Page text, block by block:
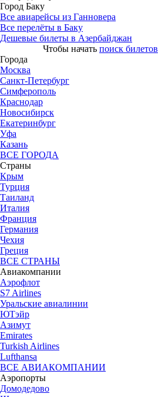
Город Баку
Все авиарейсы из Ганновера
Все перелёты в Баку
Дешевые билеты в Азербайджан
Чтобы начать поиск билетов
Города
Москва
Санкт-Петербург
Симферополь
Краснодар
Новосибирск
Екатеринбург
Уфа
Казань
ВСЕ ГОРОДА
Страны
Крым
Турция
Таиланд
Италия
Франция
Германия
Чехия
Греция
ВСЕ СТРАНЫ
Авиакомпании
Аэрофлот
S7 Airlines
Уральские авиалинии
ЮТэйр
Азимут
Emirates
Turkish Airlines
Lufthansa
ВСЕ АВИАКОМПАНИИ
Аэропорты
Домодедово